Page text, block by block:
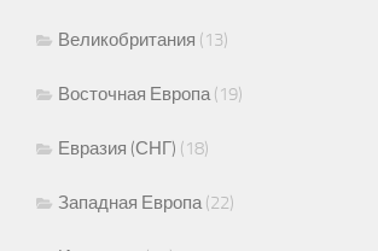
Великобритания (13)
Восточная Европа(19)
Евразия (СНГ) (18)
Западная Европа(22)